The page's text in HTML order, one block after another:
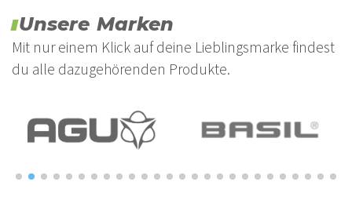
Unsere Marken
Mit nur einem Klick auf deine Lieblingsmarke findest
du alle dazugehörenden Produkte.